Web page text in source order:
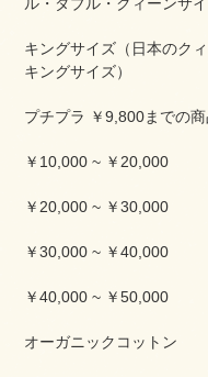
キングサイズ（日本のクィ
キングサイズ）
プチプラ ￥9,800までの商
￥10,000 ~ ￥20,000
￥20,000 ~ ￥30,000
￥30,000 ~ ￥40,000
￥40,000 ~ ￥50,000
オーガニックコットン